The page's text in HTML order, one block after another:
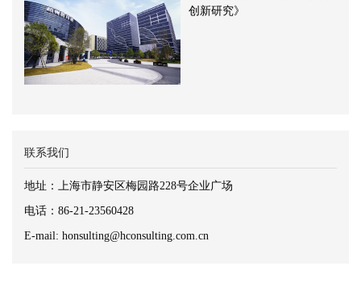
创新研究》
联系我们
地址：上海市静安区梅园路228号企业广场
电话：86-21-23560428
E-mail: honsulting@hconsulting.com.cn